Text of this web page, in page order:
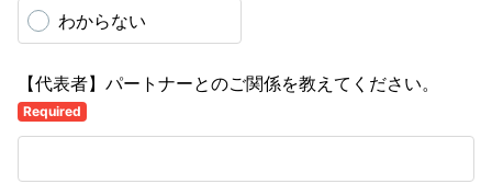
わからない
【代表者】パートナーとのご関係を教えてください。
Required